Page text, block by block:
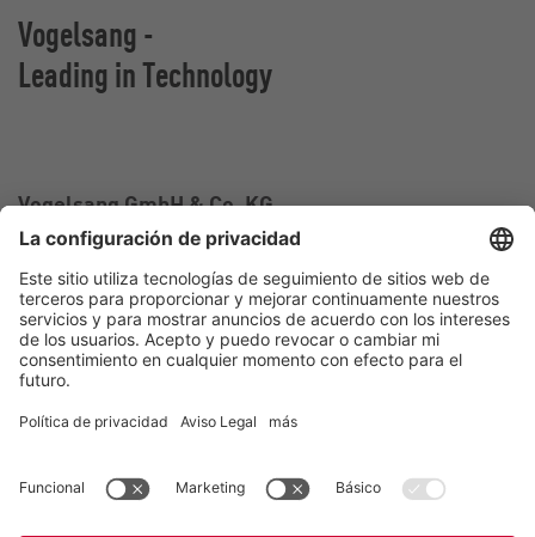
Vogelsang -
Leading in Technology
Vogelsang GmbH & Co. KG
Holthoege 10-14
49632 Essen (Oldenburg)
Alemania
Contacto
germany@vogelsang.info